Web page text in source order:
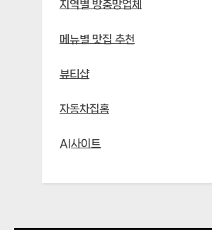
지역별 방충망업체
메뉴별 맛집 추천
뷰티샵
자동차집홈
AI사이트